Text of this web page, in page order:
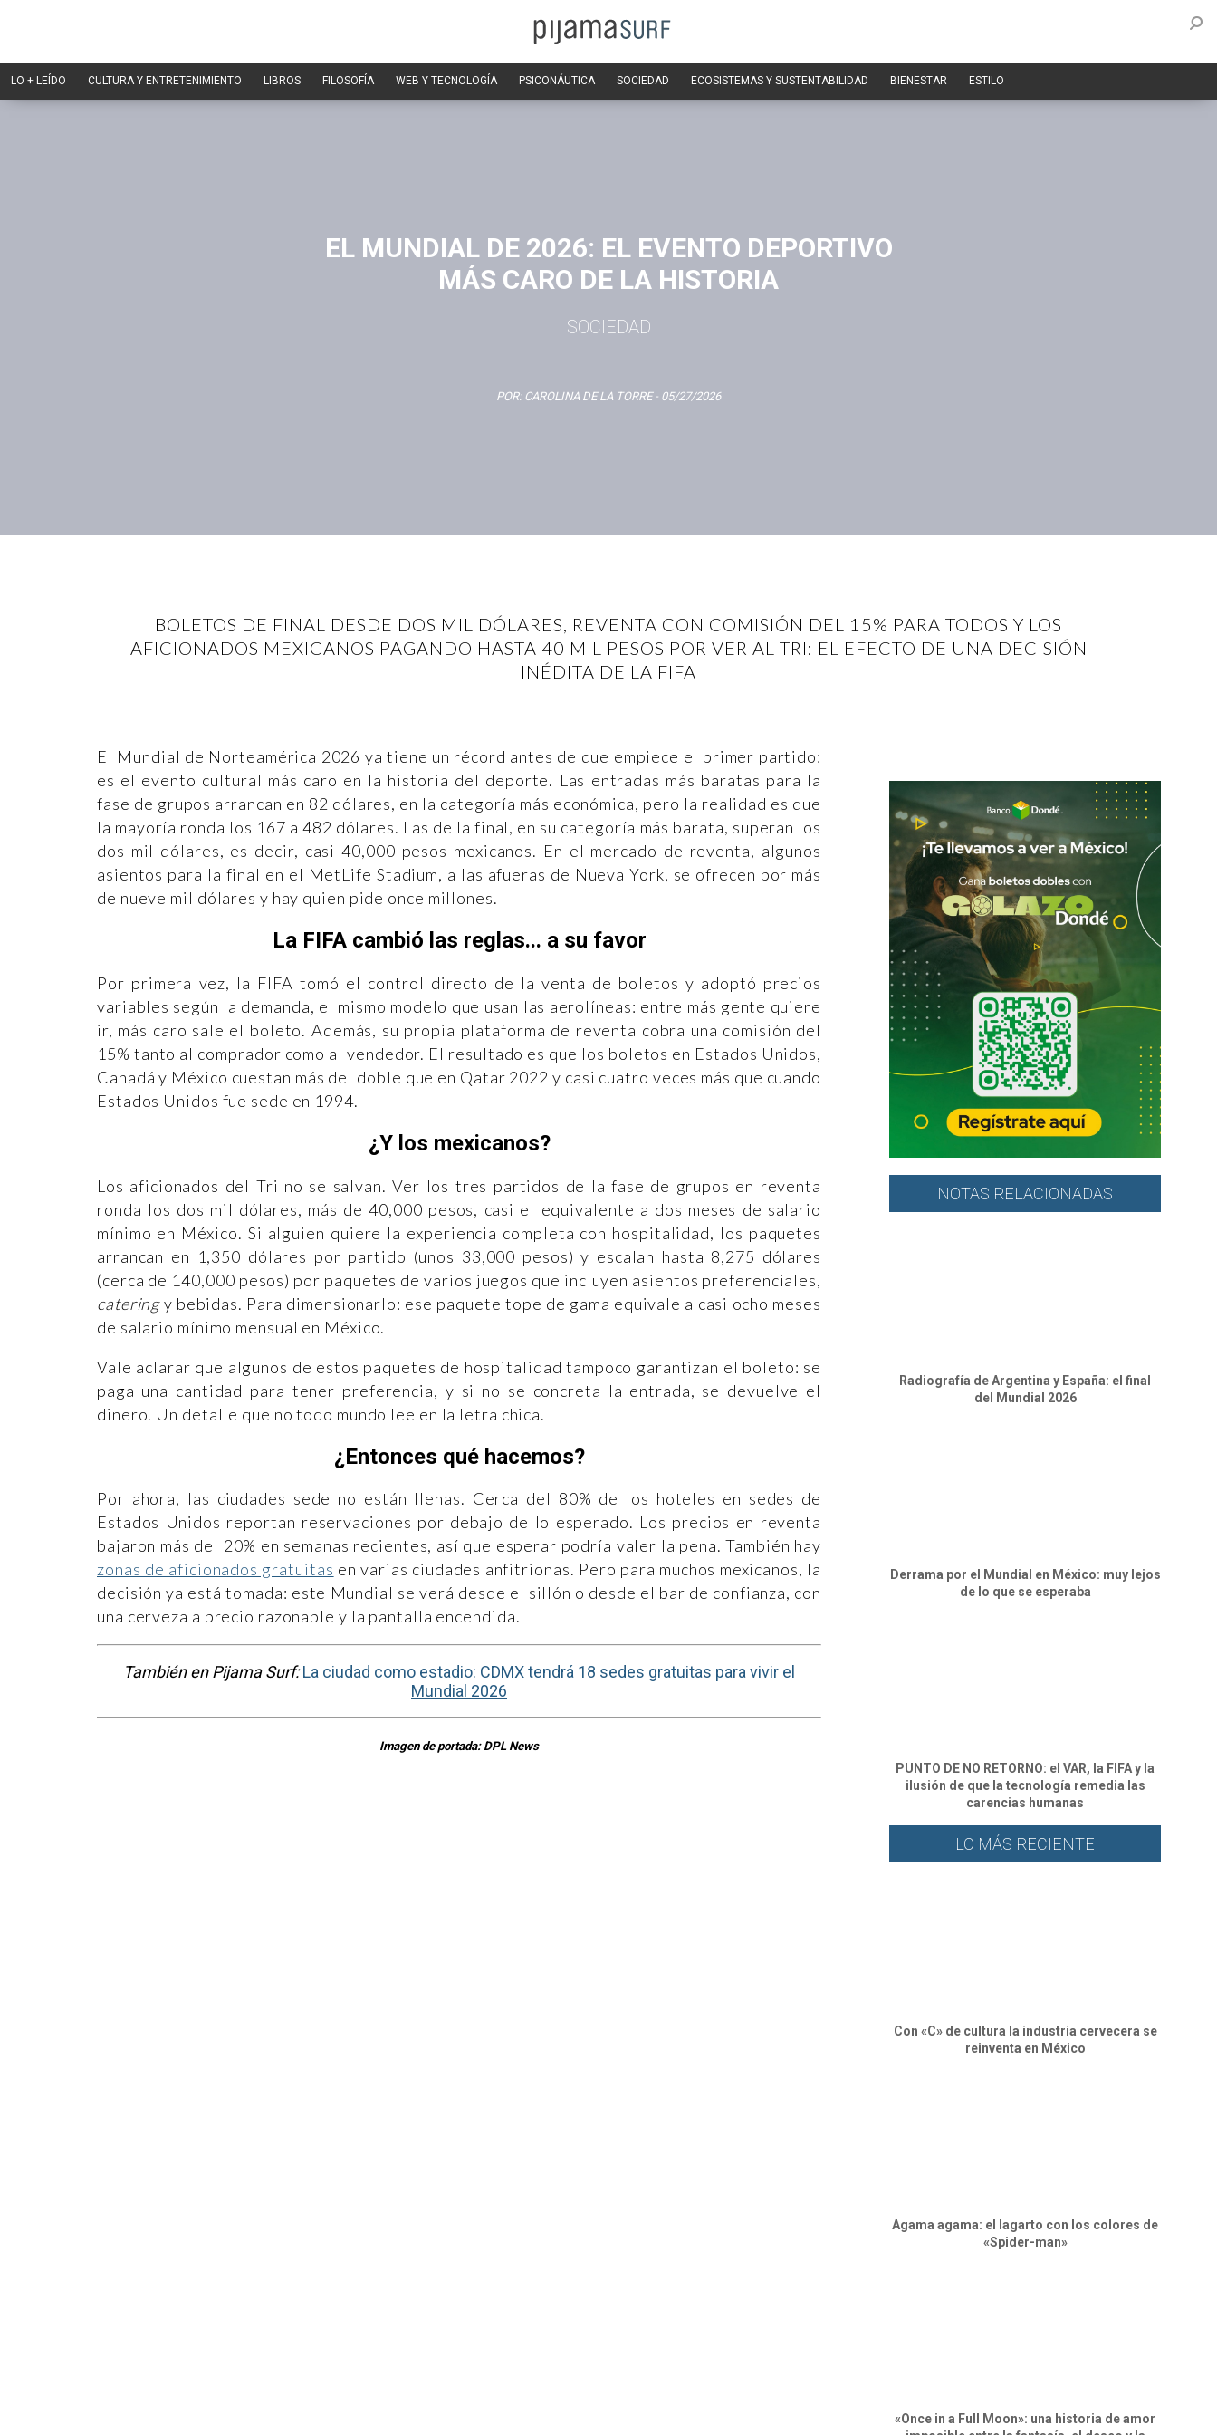
LO + LEÍDO CULTURA Y ENTRETENIMIENTO LIBROS FILOSOFÍA WEB Y TECNOLOGÍA PSICONÁUTICA SOCIEDAD ECOSISTEMAS Y SUSTENTABILIDAD BIENESTAR ESTILO
EL MUNDIAL DE 2026: EL EVENTO DEPORTIVO
MÁS CARO DE LA HISTORIA
SOCIEDAD
POR: CAROLINA DE LA TORRE- 05/27/2026
BOLETOS DE FINAL DESDE DOS MIL DÓLARES, REVENTA CON COMISIÓN DEL 15% PARA TODOS Y LOS
AFICIONADOS MEXICANOS PAGANDO HASTA 40 MIL PESOS POR VER AL TRI: EL EFECTO DE UNA DECISIÓN
INÉDITA DE LA FIFA
El Mundial de Norteamérica 2026 ya tiene un récord antes de que empiece el primer partido:
es el evento cultural más caro en la historia del deporte. Las entradas más baratas para la
fase de grupos arrancan en 82 dólares, en la categoría más económica, pero la realidad es que
la mayoría ronda los 167 a 482 dólares. Las de la final, en su categoría más barata, superan los
dos mil dólares, es decir, casi 40,000 pesos mexicanos. En el mercado de reventa, algunos
asientos para la final en el MetLife Stadium, a las afueras de Nueva York, se ofrecen por más
de nueve mil dólares y hay quien pide once millones.
La FIFA cambió las reglas... a su favor
Por primera vez, la FIFA tomó el control directo de la venta de boletos y adoptó precios
variables según la demanda, el mismo modelo que usan las aerolíneas: entre más gente quiere
ir, más caro sale el boleto. Además, su propia plataforma de reventa cobra una comisión del
15% tanto al comprador como al vendedor. El resultado es que los boletos en Estados Unidos,
Canadá y México cuestan más del doble que en Qatar 2022 y casi cuatro veces más que cuando
Estados Unidos fue sede en 1994.
¿Y los mexicanos?
Los aficionados del Tri no se salvan. Ver los tres partidos de la fase de grupos en reventa
ronda los dos mil dólares, más de 40,000 pesos, casi el equivalente a dos meses de salario
mínimo en México. Si alguien quiere la experiencia completa con hospitalidad, los paquetes
arrancan en 1,350 dólares por partido (unos 33,000 pesos) y escalan hasta 8,275 dólares
(cerca de 140,000 pesos) por paquetes de varios juegos que incluyen asientos preferenciales,
cateringy bebidas. Para dimensionarlo: ese paquete tope de gama equivale a casi ocho meses
de salario mínimo mensual en México.
Vale aclarar que algunos de estos paquetes de hospitalidad tampoco garantizan el boleto: se
paga una cantidad para tener preferencia, y si no se concreta la entrada, se devuelve el
dinero. Un detalle que no todo mundo lee en la letra chica.
¿Entonces qué hacemos?
Por ahora, las ciudades sede no están llenas. Cerca del 80% de los hoteles en sedes de
Estados Unidos reportan reservaciones por debajo de lo esperado. Los precios en reventa
bajaron más del 20% en semanas recientes, así que esperar podría valer la pena. También hay
zonas de aficionados gratuitas en varias ciudades anfitrionas. Pero para muchos mexicanos, la
decisión ya está tomada: este Mundial se verá desde el sillón o desde el bar de confianza, con
una cerveza a precio razonable y la pantalla encendida.
También en Pijama Surf:La ciudad como estadio: CDMX tendrá 18 sedes gratuitas para vivir el
Mundial 2026
Imagen de portada: DPL News
NOTAS RELACIONADAS
Radiografía de Argentina y España: el final
del Mundial 2026
Derrama por el Mundial en México: muy lejos
de lo que se esperaba
PUNTO DE NO RETORNO: el VAR, la FIFA y la
ilusión de que la tecnología remedia las
carencias humanas
LO MÁS RECIENTE
Con «C» de cultura la industria cervecera se
reinventa en México
Agama agama: el lagarto con los colores de
«Spider-man»
«Once in a Full Moon»: una historia de amor